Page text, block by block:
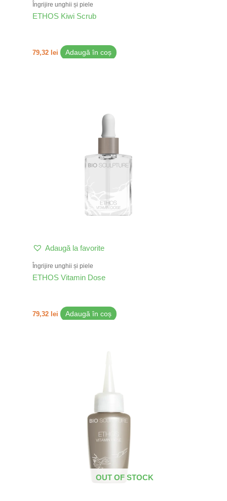
Îngrijire unghii și piele
ETHOS Kiwi Scrub
79,32 lei Adaugă în coș
Adaugă la favorite
Îngrijire unghii și piele
ETHOS Vitamin Dose
79,32 lei Adaugă în coș
OUT OF STOCK